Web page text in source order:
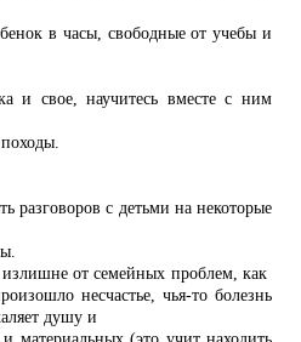
в часы, свободные от учебы и
и свое, научитесь вместе с ним
разговоров с детьми на некоторые
излишне от семейных проблем, как
несчастье, чья-то болезнь
душу и